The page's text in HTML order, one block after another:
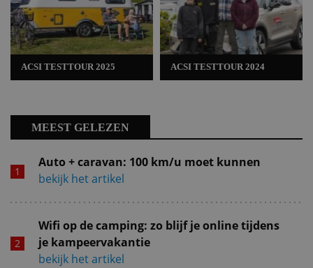
ACSI TESTTOUR 2025 ACSI TESTTOUR 2024
MEEST GELEZEN
Auto + caravan: 100 km/u moet kunnen
bekijk het artikel
Wifi op de camping: zo blijf je online tijdens
je kampeervakantie
bekijk het artikel